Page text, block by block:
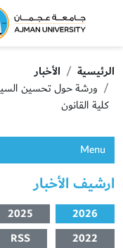
University
الرئيسية
الأخبار
كلية القانون
Menu
ارشيف الأخبار
2026
2025
2022
RSS